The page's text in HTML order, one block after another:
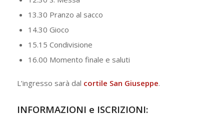
13.30 Pranzo al sacco
14.30 Gioco
15.15 Condivisione
16.00 Momento finale e saluti
L’ingresso sarà dal cortile San Giuseppe.
INFORMAZIONI e ISCRIZIONI: